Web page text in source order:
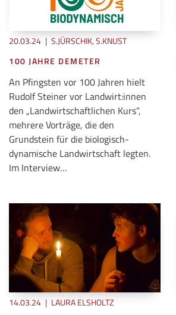
20.03.24 | S.JÜRSCHIK, S.KNUST
100 JAHRE DEMETER
An Pfingsten vor 100 Jahren hielt
Rudolf Steiner vor Landwirt:innen
den „Landwirtschaftlichen Kurs“,
mehrere Vorträge, die den
Grundstein für die biologisch-
dynamische Landwirtschaft legten.
Im Interview…
14.03.24 | LAURA ELSHOLTZ